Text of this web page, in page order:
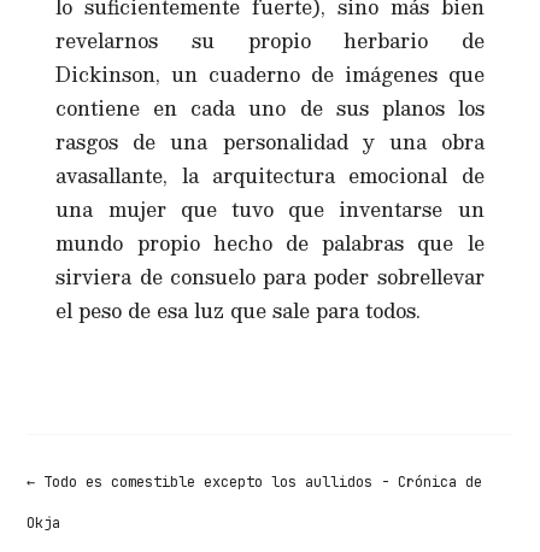
revelarnos su propio herbario de
Dickinson, un cuaderno de imágenes que
contiene en cada uno de sus planos los
rasgos de una personalidad y una obra
avasallante, la arquitectura emocional de
una mujer que tuvo que inventarse un
mundo propio hecho de palabras que le
sirviera de consuelo para poder sobrellevar
el peso de esa luz que sale para todos.
← Todo es comestible excepto los aullidos - Crónica de
Okja